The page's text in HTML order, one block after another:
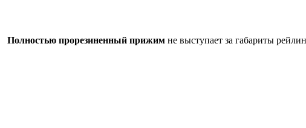
Полностью прорезиненный прижим не выступает за габариты